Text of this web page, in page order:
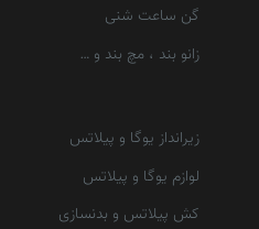
گن ساعت شنی
زانو بند ، مچ بند و …
زیرانداز یوگا و پیلاتس
لوازم یوگا و پیلاتس
کش پیلاتس و بدنسازی